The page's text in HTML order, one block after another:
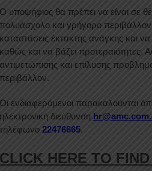
Ο υποψήφιος θα πρέπει να είναι σε
πολυάσχολο και γρήγορο
καταστάσεις έκτακτης ανάγκης και
καθώς και να βάζει προτεραιότητες.
αντιμετώπισης και επίλυσης
περιβάλλον.
Οι ενδιαφερόμενοι παρακαλούνται
ηλεκτρονική διεύθυνση
τηλέφωνο 22476665.
CLICK HERE TO